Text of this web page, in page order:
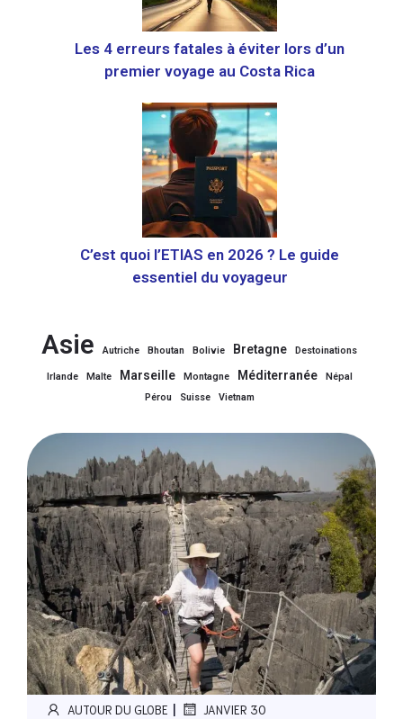
Les 4 erreurs fatales à éviter lors d’un
premier voyage au Costa Rica
C’est quoi l’ETIAS en 2026 ? Le guide
essentiel du voyageur
Asie Autriche Bhoutan Bolivie Bretagne Destoinations
Irlande Malte Marseille Montagne Méditerranée
Népal
Pérou
Suisse Vietnam
AUTOUR DU GLOBE | JANVIER 30